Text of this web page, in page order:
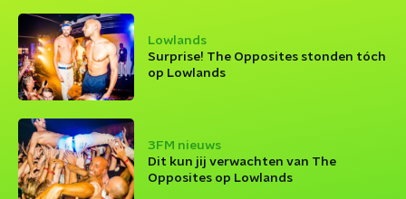
Lowlands
Surprise! The Opposites stonden tóch
op Lowlands
3FM nieuws
Dit kun jij verwachten van The
Opposites op Lowlands